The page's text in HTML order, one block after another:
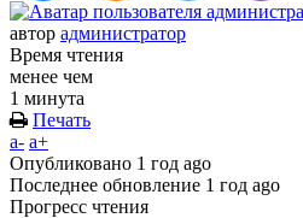
автор администратор
Время чтения
менее чем
1 минута
Печать
a- a+
Опубликовано 1 год ago
Последнее обновление 1 год ago
Прогресс чтения